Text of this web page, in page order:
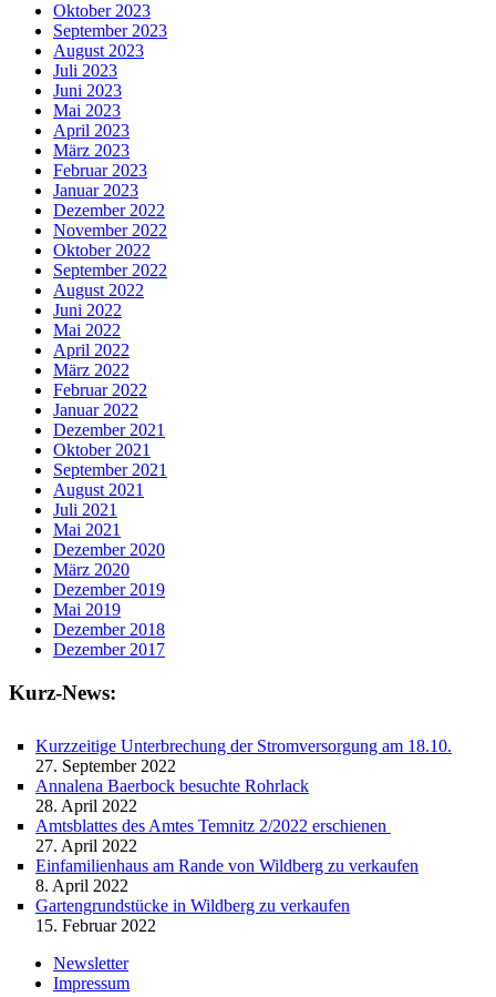
Oktober 2023
September 2023
August 2023
Juli 2023
Juni 2023
Mai 2023
April 2023
März 2023
Februar 2023
Januar 2023
Dezember 2022
November 2022
Oktober 2022
September 2022
August 2022
Juni 2022
Mai 2022
April 2022
März 2022
Februar 2022
Januar 2022
Dezember 2021
Oktober 2021
September 2021
August 2021
Juli 2021
Mai 2021
Dezember 2020
März 2020
Dezember 2019
Mai 2019
Dezember 2018
Dezember 2017
Kurz-News:
Kurzzeitige Unterbrechung der Stromversorgung am 18.10.
27. September 2022
Annalena Baerbock besuchte Rohrlack
28. April 2022
Amtsblattes des Amtes Temnitz 2/2022 erschienen
27. April 2022
Einfamilienhaus am Rande von Wildberg zu verkaufen
8. April 2022
Gartengrundstücke in Wildberg zu verkaufen
15. Februar 2022
Newsletter
Impressum